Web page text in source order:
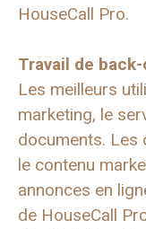
HouseCall Pro.
Travail de
Les meilleurs
marketing, le
documents. Les
le contenu
annonces en
de HouseCall